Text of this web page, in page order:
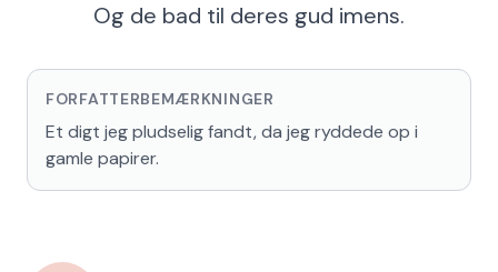
Og de bad til deres gud imens.
FORFATTERBEMÆRKNINGER
Et digt jeg pludselig fandt, da jeg ryddede op i
gamle papirer.